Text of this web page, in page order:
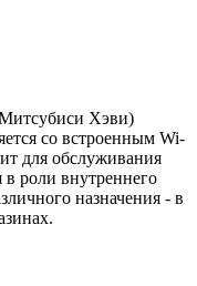
Хэви)
со встроенным Wi-
для обслуживания
роли внутреннего
назначения - в